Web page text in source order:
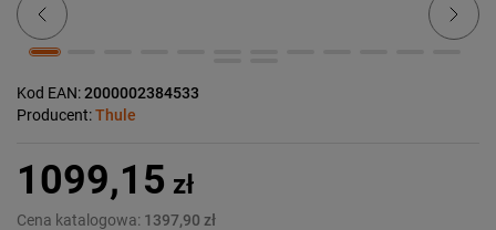
Kod EAN:2000002384533
Producent:Thule
1099,15 zł
Cena katalogowa: 1397,90 zł